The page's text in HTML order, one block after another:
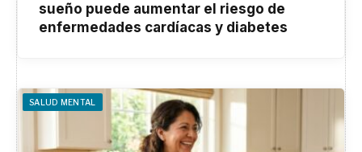
sueño puede aumentar el riesgo de
enfermedades cardíacas y diabetes
SALUD MENTAL